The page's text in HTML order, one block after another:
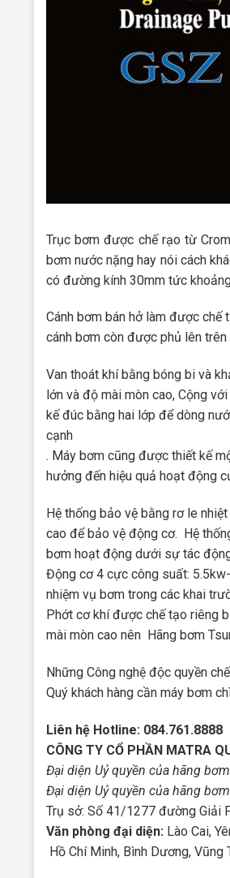
Trục bơm được chế rạo từ
bơm nước nặng hay nói cách
có đường kính 30mm tức
Cánh bơm bán hở làm được
cánh bơm còn được phủ lên
Van thoát khí bằng bóng bi và
lớn và độ mài mòn cao, Cộng
kế đúc bằng hai lớp để dòng
cạnh
. Máy bơm cũng được thiết kế
hưởng đến hiệu quả hoạt động
Hệ thống bảo vệ bằng rơ le
cao để bảo vệ động cơ. Hệ
bơm hoạt động dưới sự tác
Động cơ 4 cực công suất:
nhiệm vụ bơm trong các khai
Phớt cơ khí được chế tạo riêng
mài mòn cao nên Hãng bơm
Những Công nghệ độc quyền
Quý khách hàng cần máy bơm
Liên hệ Hotline: 084.761.8888
CÔNG TY CỔ PHẦN MATRA
Đại diện Uỷ quyền của hãng
Đại diện Uỷ quyền của hãng
Trụ sở: Số 41/1277 đường Giải
Văn phòng đại diện: Lào Cai,
Hồ Chí Minh, Bình Dương, Vũng